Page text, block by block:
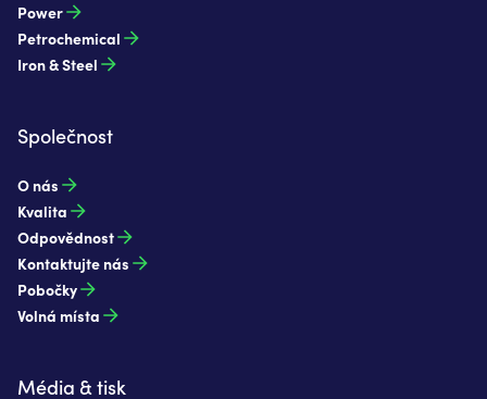
Power
Petrochemical
Iron & Steel
Společnost
O nás
Kvalita
Odpovědnost
Kontaktujte nás
Pobočky
Volná místa
Média & tisk